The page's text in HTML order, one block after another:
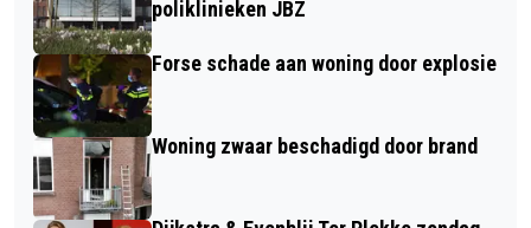
DAMIANO
VOGELEZANG
poliklinieken JBZ
Forse schade aan woning door explosie
Woning zwaar beschadigd door brand